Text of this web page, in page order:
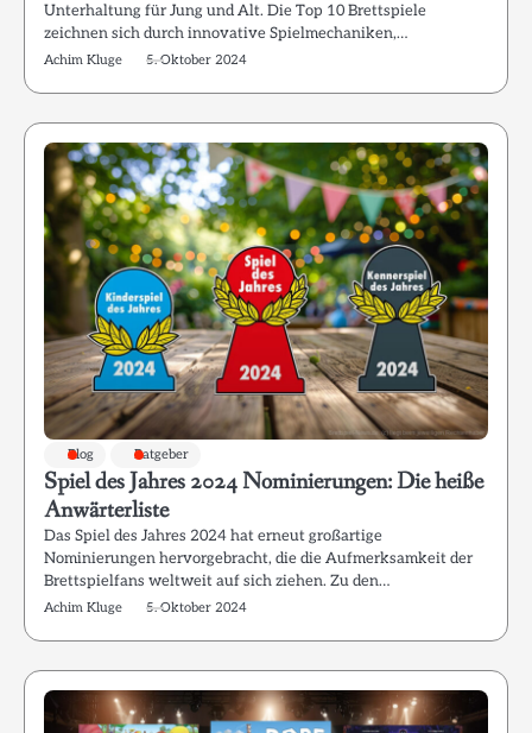
Unterhaltung für Jung und Alt. Die Top 10 Brettspiele
zeichnen sich durch innovative Spielmechaniken,…
Achim Kluge 5. Oktober 2024
Blog Ratgeber
Spiel des Jahres 2024 Nominierungen: Die heiße
Anwärterliste
Das Spiel des Jahres 2024 hat erneut großartige
Nominierungen hervorgebracht, die die Aufmerksamkeit der
Brettspielfans weltweit auf sich ziehen. Zu den…
Achim Kluge 5. Oktober 2024